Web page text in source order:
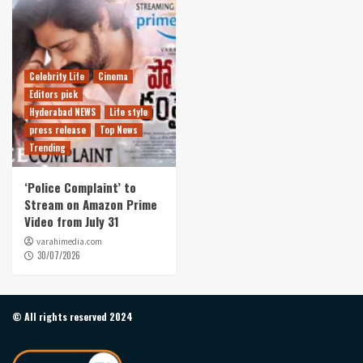
Celebrity Life
Cinema
Editors pick
Hyderabad NEWS
Life style
press release
Top News
Trending
‘Police Complaint’ to
Stream on Amazon Prime
Video from July 31
varahimedia.com
30/07/2026
© All rights reserved 2024